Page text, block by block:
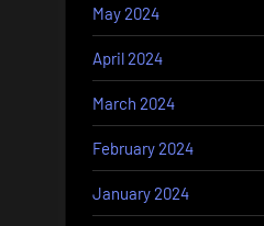
May 2024
April 2024
March 2024
February 2024
January 2024